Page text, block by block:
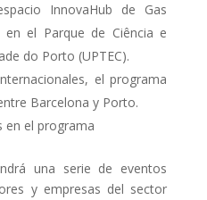
InnovaHub de Gas
el Parque de Ciência e
do Porto (UPTEC).
el programa
Barcelona y Porto.
en el programa
una serie de eventos
y empresas del sector